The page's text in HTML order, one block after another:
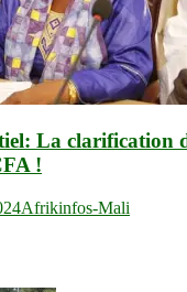
La clarification
!
Afrikinfos-Mali